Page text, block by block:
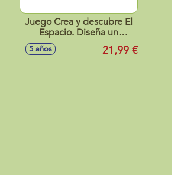
Juego Crea y descubre El
Espacio. Diseña un
sistema solar!
5 años 21,99 €